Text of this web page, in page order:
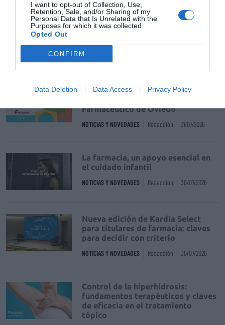
I want to opt-out of Collection, Use,
Retention, Sale, and/or Sharing of my
Personal Data that Is Unrelated with the
Purposes for which it was collected.
Opted Out
CONFIRM
Data Deletion Data Access Privacy Policy
La venta online de medicamentos
DIGITAL
Récord de comunicaciones para el
Farmacéutico de Oviedo
NOTICIAS Y NOVEDADES Redacción 31/07/2026
La farmacia, un apoyo esencial en
el cuidado infantil
NOTICIAS Y NOVEDADES Redacción 30/07/2026
Nueva edición de Kardia Select
para titulares de farmacia: claves
para decidir con criterio
NOTICIAS Y NOVEDADES Redacción 30/07/2026
Control de la hiperhidrosis:
fundamentos terapéuticos y claves
de eficacia en el tratamiento
tópico